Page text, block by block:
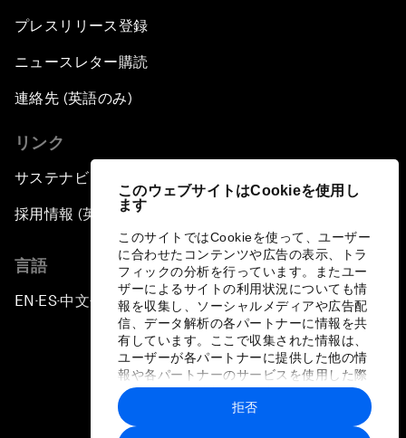
このウェブサイトはCookieを使用し
ます
このサイトではCookieを使って、ユーザー
に合わせたコンテンツや広告の表示、トラ
フィックの分析を行っています。またユー
ザーによるサイトの利用状況についても情
報を収集し、ソーシャルメディアや広告配
信、データ解析の各パートナーに情報を共
有しています。ここで収集された情報は、
ユーザーが各パートナーに提供した他の情
報や各パートナーのサービスを使用した際
に収集された情報と組み合わされ、各パー
トナーによって使用されることがありま
す。
拒否
プレスリリース登録
ニュースレター購読
連絡先 (英語のみ)
リンク
サステナビリティへの取り組み
採用情報 (英語のみ)
言語
EN ▪ES▪中文▪ 日本語
プライバシーポリシーと利用規約